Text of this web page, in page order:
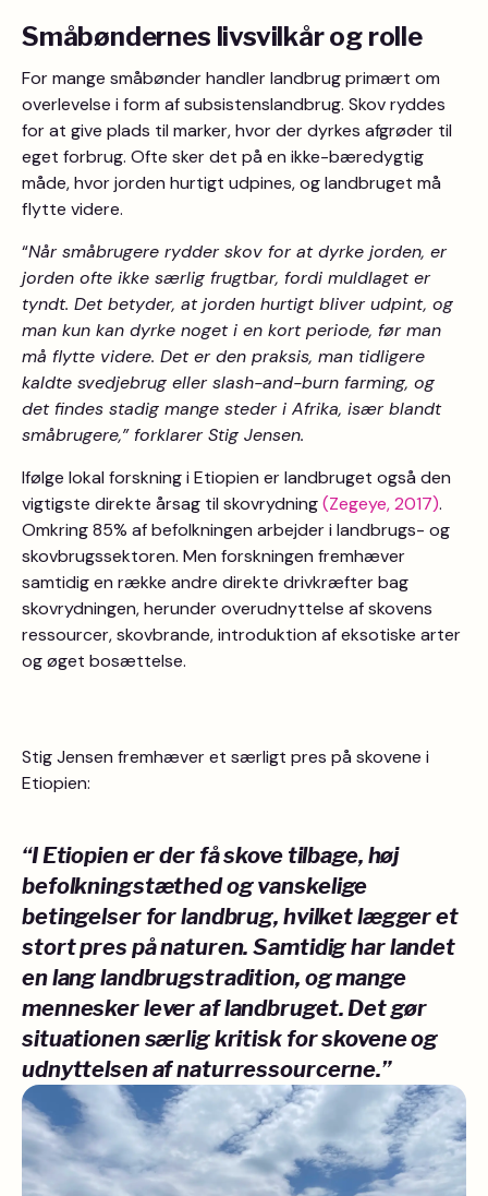
Småbøndernes livsvilkår og rolle
For mange småbønder handler landbrug primært om
overlevelse i form af subsistenslandbrug. Skov ryddes
for at give plads til marker, hvor der dyrkes afgrøder til
eget forbrug. Ofte sker det på en ikke-bæredygtig
måde, hvor jorden hurtigt udpines, og landbruget må
flytte videre.
“Når småbrugere rydder skov for at dyrke jorden, er
jorden ofte ikke særlig frugtbar, fordi muldlaget er
tyndt. Det betyder, at jorden hurtigt bliver udpint, og
man kun kan dyrke noget i en kort periode, før man
må flytte videre. Det er den praksis, man tidligere
kaldte svedjebrug eller slash-and-burn farming, og
det findes stadig mange steder i Afrika, især blandt
småbrugere,” forklarer Stig Jensen.
Ifølge lokal forskning i Etiopien er landbruget også den
vigtigste direkte årsag til skovrydning(Zegeye, 2017).
Omkring 85% af befolkningen arbejder i landbrugs- og
skovbrugssektoren. Men forskningen fremhæver
samtidig en række andre direkte drivkræfter bag
skovrydningen, herunder overudnyttelse af skovens
ressourcer, skovbrande, introduktion af eksotiske arter
og øget bosættelse.
Stig Jensen fremhæver et særligt pres på skovene i
Etiopien:
“I Etiopien er der få skove tilbage, høj
befolkningstæthed og vanskelige
betingelser for landbrug, hvilket lægger et
stort pres på naturen. Samtidig har landet
en lang landbrugstradition, og mange
mennesker lever af landbruget. Det gør
situationen særlig kritisk for skovene og
udnyttelsen af naturressourcerne.”